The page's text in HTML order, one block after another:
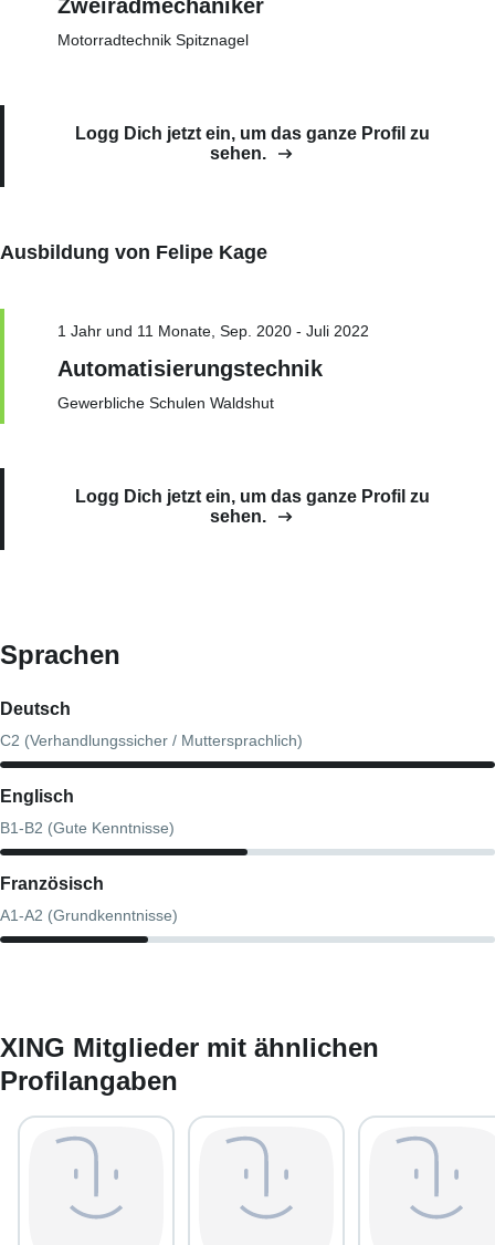
Zweiradmechaniker
Motorradtechnik Spitznagel
Logg Dich jetzt ein, um das ganze Profil zu
sehen.
Ausbildung von Felipe Kage
1 Jahr und 11 Monate, Sep. 2020 - Juli 2022
Automatisierungstechnik
Gewerbliche Schulen Waldshut
Logg Dich jetzt ein, um das ganze Profil zu
sehen.
Sprachen
Deutsch
C2 (Verhandlungssicher / Muttersprachlich)
Englisch
B1-B2 (Gute Kenntnisse)
Französisch
A1-A2 (Grundkenntnisse)
XING Mitglieder mit ähnlichen
Profilangaben